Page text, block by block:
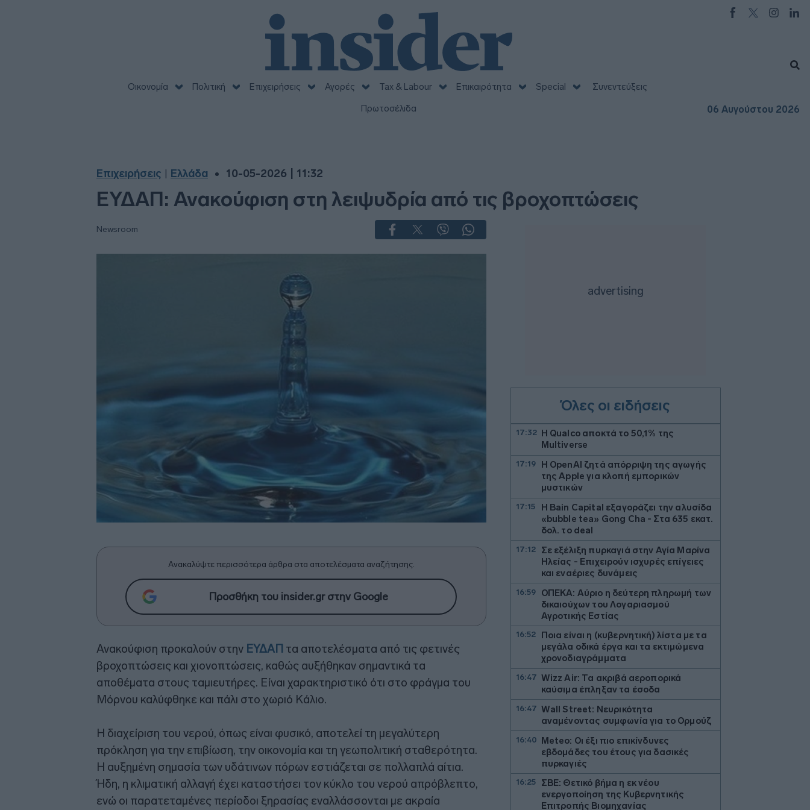
Οικονομία Πολιτική Επιχειρήσεις Αγορές Tax & Labour Επικαιρότητα Special
Συνεντεύξεις
Πρωτοσέλιδα
06 Αυγούστου 2026
Επιχειρήσεις Ελλάδα 10-05-2026 | 11:32
ΕΥΔΑΠ: Ανακούφιση στη λειψυδρία από τις βροχοπτώσεις
Newsroom
Ανακαλύψτε περισσότερα άρθρα στα αποτελέσματα αναζήτησης.
Προσθήκη του insider.gr στην Google
Ανακούφιση προκαλούν στην ΕΥΔΑΠ τα αποτελέσματα από τις φετινές
βροχοπτώσεις και χιονοπτώσεις, καθώς αυξήθηκαν σημαντικά τα
αποθέματα στους ταμιευτήρες. Είναι χαρακτηριστικό ότι στο φράγμα του
Μόρνου καλύφθηκε και πάλι στο χωριό Κάλιο.
Η διαχείριση του νερού, όπως είναι φυσικό, αποτελεί τη μεγαλύτερη
πρόκληση για την επιβίωση, την οικονομία και τη γεωπολιτική σταθερότητα.
Η αυξημένη σημασία των υδάτινων πόρων εστιάζεται σε πολλαπλά αίτια.
Ήδη, η κλιματική αλλαγή έχει καταστήσει τον κύκλο του νερού απρόβλεπτο,
ενώ οι παρατεταμένες περίοδοι ξηρασίας εναλλάσσονται με ακραία
Όλες οι ειδήσεις
17:32
Η Qualco αποκτά το 50,1% της
Multiverse
17:19
Η OpenAI ζητά απόρριψη της αγωγής
της Apple για κλοπή εμπορικών
μυστικών
17:15
Η Bain Capital εξαγοράζει την αλυσίδα
«bubble tea» Gong Cha - Στα 635 εκατ.
δολ. το deal
17:12
Σε εξέλιξη πυρκαγιά στην Αγία Μαρίνα
Ηλείας - Επιχειρούν ισχυρές επίγειες
και εναέριες δυνάμεις
16:59
ΟΠΕΚΑ: Αύριο η δεύτερη πληρωμή των
δικαιούχων του Λογαριασμού
Αγροτικής Εστίας
16:52
Ποια είναι η (κυβερνητική) λίστα με τα
μεγάλα οδικά έργα και τα εκτιμώμενα
χρονοδιαγράμματα
16:47 Wizz Air: Τα ακριβά αεροπορικά
καύσιμα έπληξαν τα έσοδα
16:47 Wall Street: Νευρικότητα
αναμένοντας συμφωνία για το Ορμούζ
16:40 Μeteo: Οι έξι πιο επικίνδυνες
εβδομάδες του έτους για δασικές
πυρκαγιές
16:25
ΣΒΕ: Θετικό βήμα η εκ νέου
ενεργοποίηση της Κυβερνητικής
Επιτροπής Βιομηχανίας